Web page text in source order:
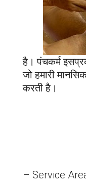
है। पंचकर्म
जो हमारी
करती है।
– Service